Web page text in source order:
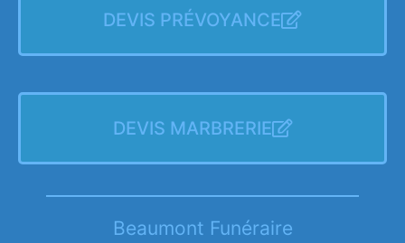
DEVIS PRÉVOYANCE
DEVIS MARBRERIE
Beaumont Funéraire